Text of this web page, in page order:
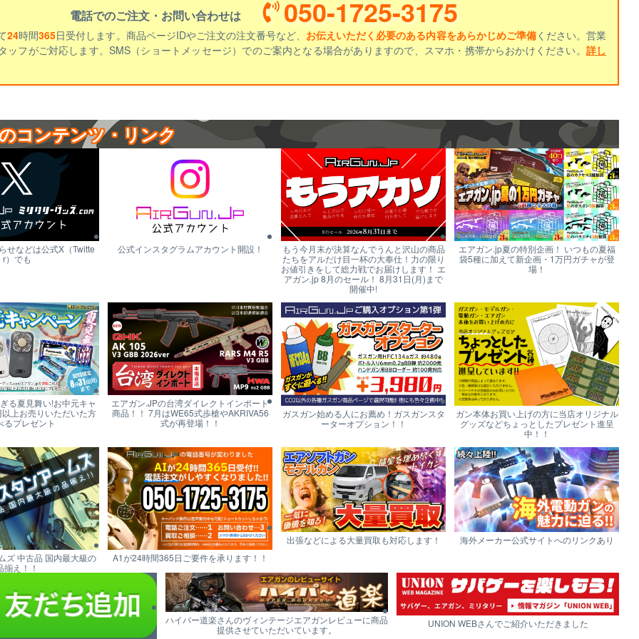
電話でのご注文・お問い合わせは 050-1725-3175
24時間365日受付します。商品ページIDやご注文の注文番号など、 お伝えいただく必要のある内容をあらかじめご準備ください。営業
ッフがご対応します。SMS（ショートメッセージ）でのご案内となる場合がありますので、スマホ・携帯からおかけください。 詳し
コンテンツ・リンク
せなどは公式X（Twitte
r）でも
公式インスタグラムアカウント開設！
もう今月末が決算なんでうんと沢山の商品
たちをアルだけ目一杯の大奉仕！力の限り
お値引きをして総力戦でお届けします！ エ
アガン.jp 8月のセール！ 8月31日(月)まで
開催中!
エアガン.jp夏の特別企画！ いつもの夏福
袋5種に加えて新企画・1万円ガチャが登
場！
る夏見舞い!お中元キャ
上お売りいただいた方
るプレゼント
エアガン.JPの台湾ダイレクトインポート
商品！！ 7月はWE65式歩槍やAKRIVA56
式が再登場！！
ガスガン始める人にお薦め！ガスガンスタ
ーターオプション！！
ガン本体お買い上げの方に当店オリジナル
グッズなどちょっとしたプレゼント進呈
中！！
ズ 中古品 国内最大級の
揃え！！
A1が24時間365日ご要件を承ります！！
出張などによる大量買取も対応します！ 海外メーカー公式サイトへのリンクあり
ハイパー道楽さんのヴィンテージエアガンレビューに商品
提供させていただいています。
UNION WEBさんでご紹介いただきました